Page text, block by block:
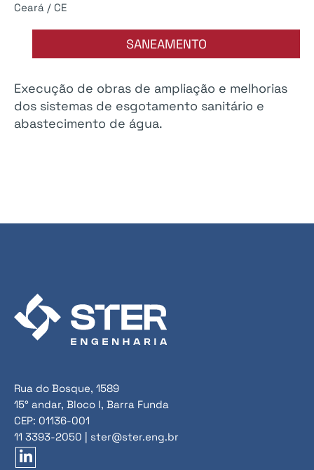
Ceará / CE
SANEAMENTO
Execução de obras de ampliação e melhorias
dos sistemas de esgotamento sanitário e
abastecimento de água.
Rua do Bosque, 1589
15° andar, Bloco I, Barra Funda
CEP: 01136-001
11 3393-2050 | ster@ster.eng.br